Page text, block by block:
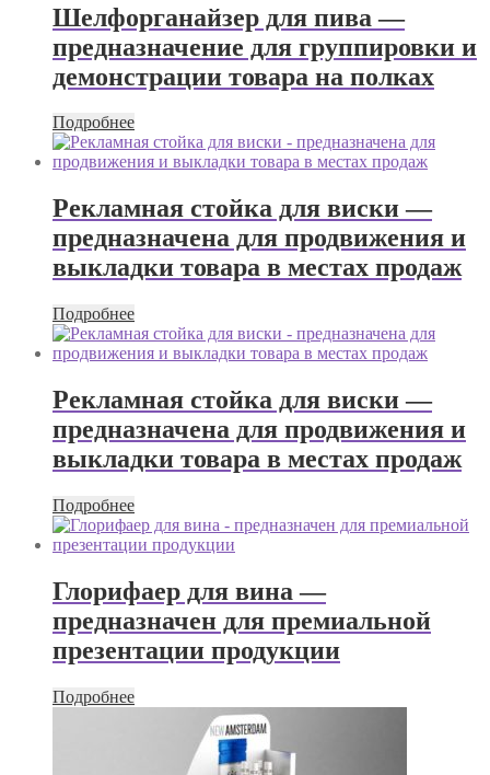
Шелфорганайзер для пива —
предназначение для группировки и
демонстрации товара на полках
Подробнее
Рекламная стойка для виски —
предназначена для продвижения и
выкладки товара в местах продаж
Подробнее
Рекламная стойка для виски —
предназначена для продвижения и
выкладки товара в местах продаж
Подробнее
Глорифаер для вина —
предназначен для премиальной
презентации продукции
Подробнее